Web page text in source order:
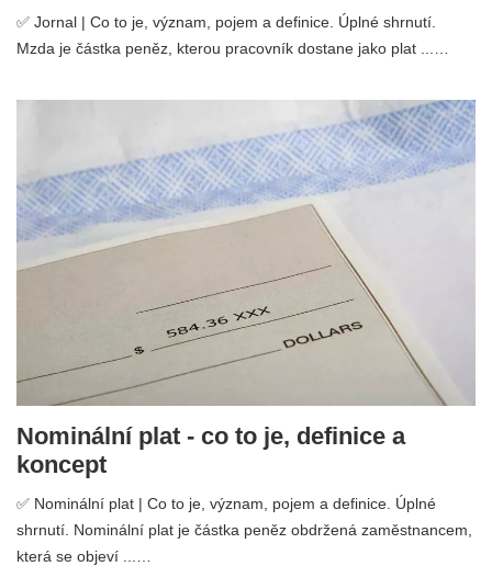
✅ Jornal | Co to je, význam, pojem a definice. Úplné shrnutí.
Mzda je částka peněz, kterou pracovník dostane jako plat ...…
Nominální plat - co to je, definice a
koncept
✅ Nominální plat | Co to je, význam, pojem a definice. Úplné
shrnutí. Nominální plat je částka peněz obdržená zaměstnancem,
která se objeví ...…